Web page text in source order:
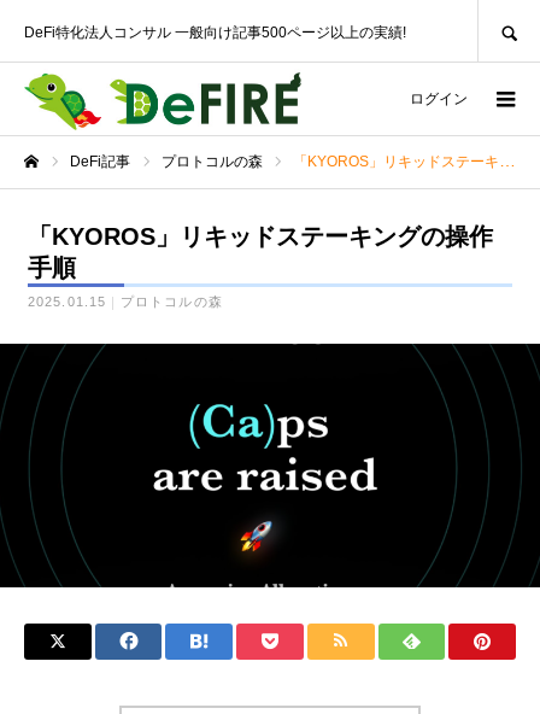
DeFi特化法人コンサル 一般向け記事500ページ以上の実績!
ログイン
DeFi記事 プロトコルの森 「KYOROS」リキッドステーキングの操作手順
「KYOROS」リキッドステーキングの操作
手順
2025.01.15 プロトコルの森